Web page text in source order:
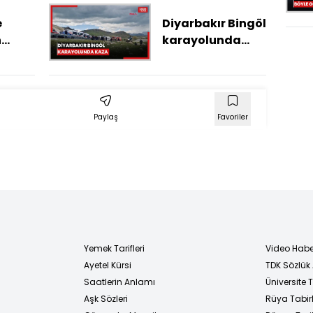
Diyarbakır Bingöl
karayolunda
Paylaş Favoriler
Yemek Tarifleri
Ayetel Kürsi
Saatlerin Anlamı
Aşk Sözleri
Video
TDK
Üniversite
Rüya